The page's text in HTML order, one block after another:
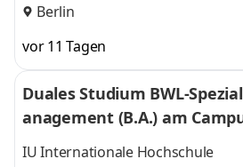
Berlin
vor 11 Tagen
Duales Studium BWL-
anagement (B.A.) am
IU Internationale Hochschule